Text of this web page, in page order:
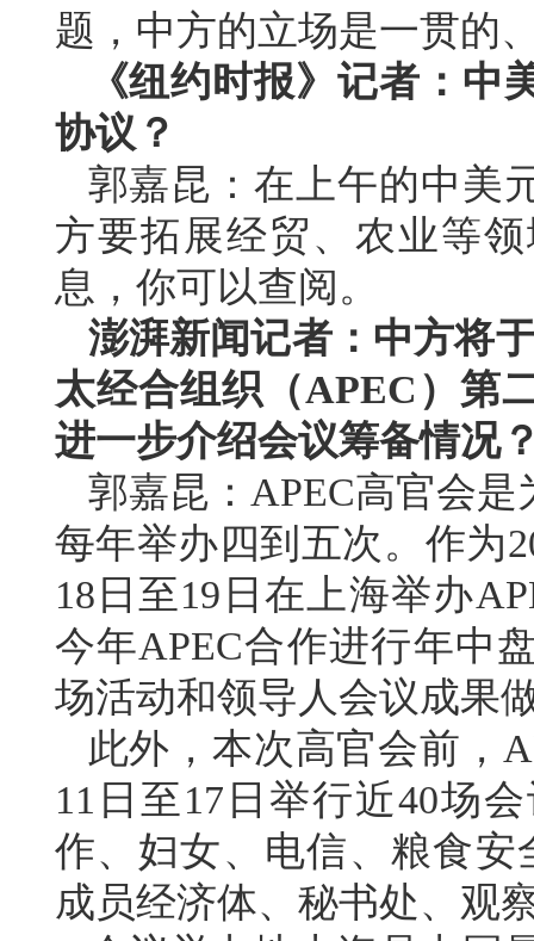
题，中方的立场是一贯的
《纽约时报》记者：
协议？
郭嘉昆：在上午的中美
方要拓展经贸、农业等
息，你可以查阅。
澎湃新闻记者：中方将
太经合组织（APEC）第
进一步介绍会议筹备情况
郭嘉昆：APEC高官会
每年举办四到五次。作为
18日至19日在上海举办
今年APEC合作进行年中
场活动和领导人会议成果
此外，本次高官会前，
11日至17日举行近40场
作、妇女、电信、粮食安
成员经济体、秘书处、观